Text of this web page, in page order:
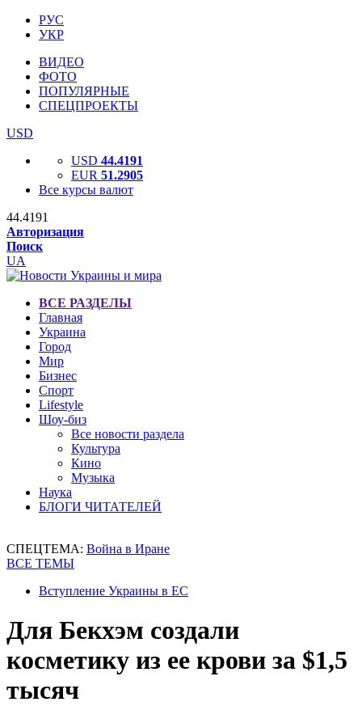
РУС
УКР
ВИДЕО
ФОТО
ПОПУЛЯРНЫЕ
СПЕЦПРОЕКТЫ
USD
USD 44.4191
EUR 51.2905
Все курсы валют
44.4191
Авторизация
Поиск
UA
ВСЕ РАЗДЕЛЫ
Главная
Украина
Город
Мир
Бизнес
Спорт
Lifestyle
Шоу-биз
Все новости раздела
Культура
Кино
Музыка
Наука
БЛОГИ ЧИТАТЕЛЕЙ
СПЕЦТЕМА: Война в Иране
ВСЕ ТЕМЫ
Вступление Украины в ЕС
Для Бекхэм создали
косметику из ее крови за $1,5
тысяч